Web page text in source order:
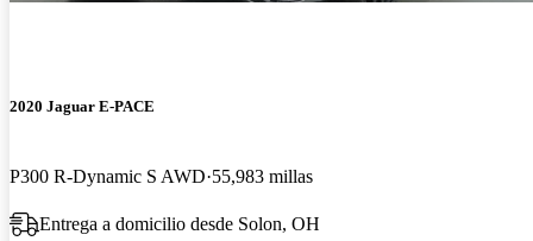
2020 Jaguar E-PACE
P300 R-Dynamic S AWD 55,983 millas
Entrega a domicilio desde Solon, OH